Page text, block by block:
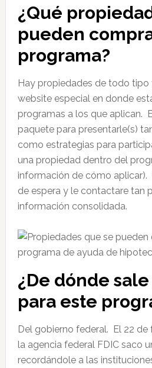
¿Qué
pueden
programa?
Hay propiedades de todo tipo
website especial en donde
programas a los que aplican.
paquete para presentarle(s)
como estrategias para
una propiedad dentro del
información de cómo aplicar).
de espera y le contactare tan
información consolidada.
¿De dónde
para este
Del gobierno federal. El 22 de
la agencia federal FDIC saco
recordándole a las